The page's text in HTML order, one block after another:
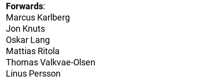
Forwards:
Marcus Karlberg
Jon Knuts
Oskar Lang
Mattias Ritola
Thomas Valkvae-Olsen
Linus Persson